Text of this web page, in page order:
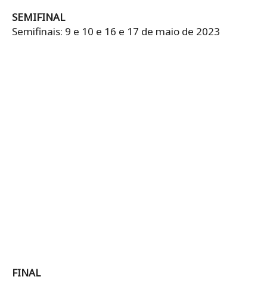
SEMIFINAL
Semifinais: 9 e 10 e 16 e 17 de maio de 2023
FINAL